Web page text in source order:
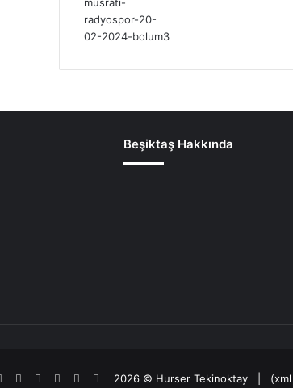
Beşiktaş Hakkında
2026 © Hurser Tekinoktay | (xml
TumblrSoundCloud
Instagram
SpotifyTikTokPatreon